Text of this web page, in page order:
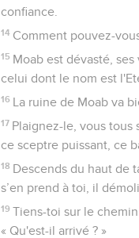
confiance.
14 Comment pouvez-
15 Moab est dévasté,
celui dont le nom est
16 La ruine de Moab va
17 Plaignez-le, vous tous
ce sceptre puissant, ce
18 Descends du haut de
s’en prend à toi, il
19 Tiens-toi sur le
« Qu'est-il arrivé ? »